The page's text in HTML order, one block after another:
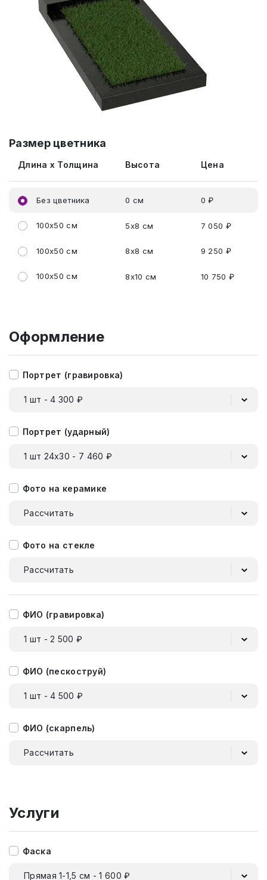
Размер цветника
Длина x Толщина Высота Цена
Без цветника 0 см 0 ₽
100x50 см 5x8 см 7 050 ₽
100x50 см 8x8 см 9 250 ₽
100x50 см 8x10 см 10 750 ₽
Оформление
Портрет (гравировка)
1 шт - 4 300 ₽
Портрет (ударный)
1 шт 24х30 - 7 460 ₽
Фото на керамике
Рассчитать
Фото на стекле
Рассчитать
ФИО (гравировка)
1 шт - 2 500 ₽
ФИО (пескоструй)
1 шт - 4 500 ₽
ФИО (скарпель)
Рассчитать
Услуги
Фаска
Прямая 1-1,5 см - 1 600 ₽